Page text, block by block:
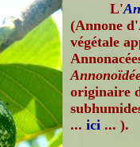
L'
(Annone
végétale
originaire
... ici ... ).